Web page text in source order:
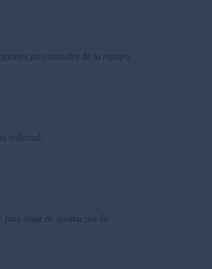
previsionales de tu equipo.
solicitud.
dejar de aportar por él.